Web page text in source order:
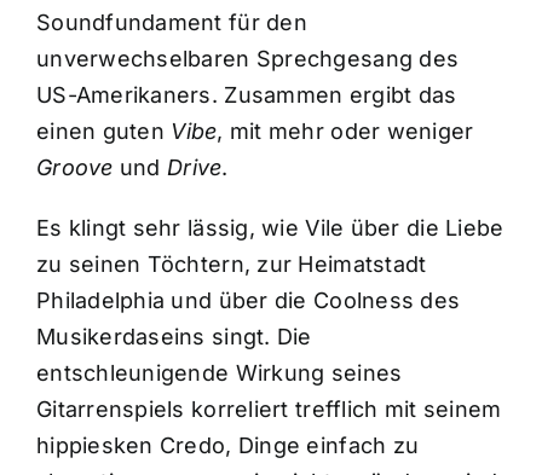
Soundfundament für den
unverwechselbaren Sprechgesang des
US-Amerikaners. Zusammen ergibt das
einen guten Vibe, mit mehr oder weniger
Groove und Drive.
Es klingt sehr lässig, wie Vile über die Liebe
zu seinen Töchtern, zur Heimatstadt
Philadelphia und über die Coolness des
Musikerdaseins singt. Die
entschleunigende Wirkung seines
Gitarrenspiels korreliert trefflich mit seinem
hippiesken Credo, Dinge einfach zu